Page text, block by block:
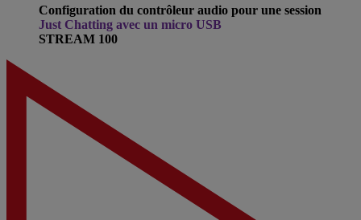
Configuration du contrôleur audio pour une session
Just Chatting avec un micro USB
STREAM 100